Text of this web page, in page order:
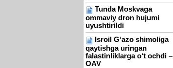
Tunda Moskvaga
ommaviy dron hujumi
uyushtirildi
Isroil G‘azo shimoliga
qaytishga uringan
falastinliklarga o‘t ochdi –
OAV